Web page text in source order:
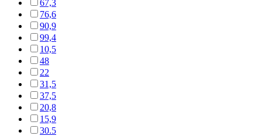
67,3
76,6
90,9
99,4
10,5
48
22
31,5
37,5
20,8
15,9
30.5